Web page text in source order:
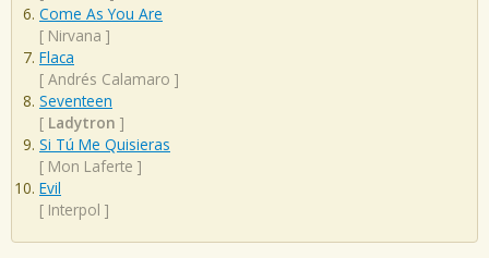
Come As You Are
[ Nirvana ]
Flaca
[ Andrés Calamaro ]
Seventeen
[ Ladytron ]
Si Tú Me Quisieras
[ Mon Laferte ]
Evil
[ Interpol ]